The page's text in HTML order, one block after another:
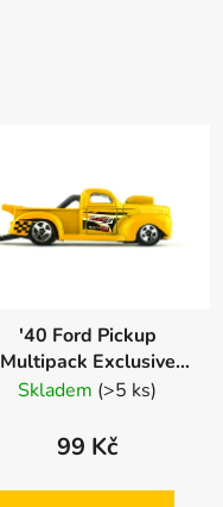
'40 Ford Pickup
Multipack Exclusive
Vybaleno
Skladem (>5 ks)
99 Kč